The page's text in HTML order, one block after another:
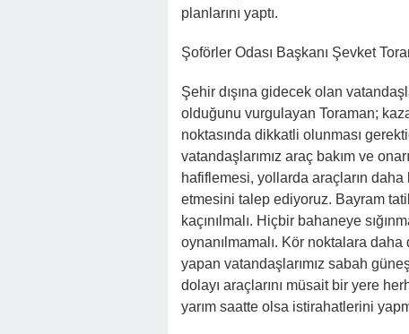
planlarını yaptı.
Şoförler Odası Başkanı Şevket
Şehir dışına gidecek olan
olduğunu vurgulayan Toraman;
noktasında dikkatli olunması
vatandaşlarımız araç bakım ve
hafiflemesi, yollarda araçların daha
etmesini talep ediyoruz. Bayram
kaçınılmalı. Hiçbir bahaneye
oynanılmamalı. Kör noktalara
yapan vatandaşlarımız sabah
dolayı araçlarını müsait bir yere
yarım saatte olsa istirahatlerini